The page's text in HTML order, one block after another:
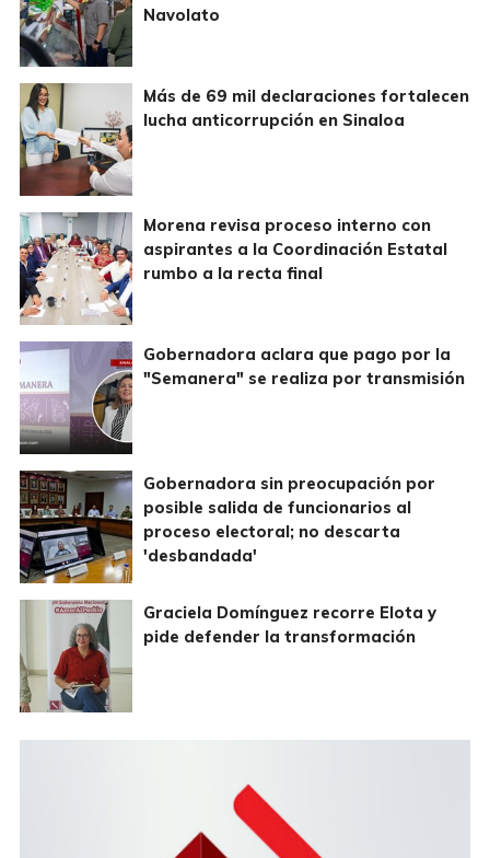
Navolato
Más de 69 mil declaraciones fortalecen
lucha anticorrupción en Sinaloa
Morena revisa proceso interno con
aspirantes a la Coordinación Estatal
rumbo a la recta final
Gobernadora aclara que pago por la
"Semanera" se realiza por transmisión
Gobernadora sin preocupación por
posible salida de funcionarios al
proceso electoral; no descarta
'desbandada'
Graciela Domínguez recorre Elota y
pide defender la transformación